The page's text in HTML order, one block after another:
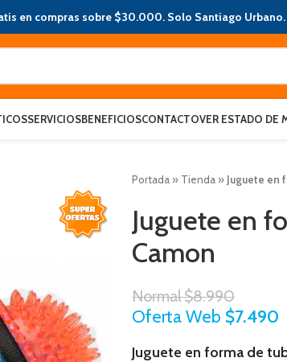
en compras sobre $30.000. Solo Santiago Urbano.
SERVICIOSBENEFICIOSCONTACTOVER ESTADO DE
Portada » Tienda » Juguete en
Juguete en
Camon
Normal$8.990
Oferta Web $7.490
Juguete en forma de